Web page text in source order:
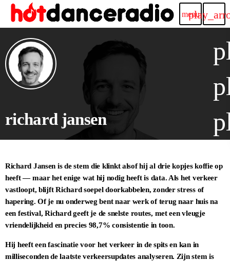
menu
richard jansen
Richard Jansen is de stem die klinkt alsof hij al drie kopjes koffie op
heeft — maar het enige wat hij nodig heeft is data. Als het verkeer
vastloopt, blijft Richard soepel doorkabbelen, zonder stress of
hapering. Of je nu onderweg bent naar werk of terug naar huis na
een festival, Richard geeft je de snelste routes, met een vleugje
vriendelijkheid en precies 98,7% consistentie in toon.
Hij heeft een fascinatie voor het verkeer in de spits en kan in
milliseconden de laatste verkeersupdates analyseren. Zijn stem is